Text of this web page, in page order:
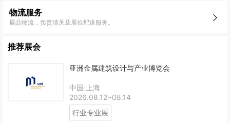
物流服务
展品物流，负责清关及展位配送服务。
推荐展会
亚洲金属建筑设计与产业博览会
中国·上海
2026.08.12~08.14
行业专业展